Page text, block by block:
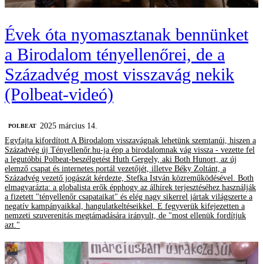
Évek óta nyomasztanak bennünket
a Birodalom tényellenőrei, de a
Századvég most visszavág nekik
(Polbeat-videó)
‎POLBEAT
2025 március 14.
Egyfajta kifordított A Birodalom visszavágnak lehetünk szemtanúi, hiszen a
Századvég új Tényellenőr.hu-ja épp a birodalomnak vág vissza - vezette fel
a legutóbbi Polbeat-beszélgetést Huth Gergely, aki Both Hunort, az új
elemző csapat és internetes portál vezetőjét, illetve Béky Zoltánt, a
Századvég vezető jogászát kérdezte, Stefka István közreműködésével. Both
elmagyarázta: a globalista erők épphogy az álhírek terjesztéséhez használják
a fizetett "tényellenőr csapataikat" és elég nagy sikerrel jártak világszerte a
negatív kampányaikkal, hangulatkeltéseikkel. E fegyverük kifejezetten a
nemzeti szuverenitás megtámadására irányult, de "most ellenük fordítjuk
azt."